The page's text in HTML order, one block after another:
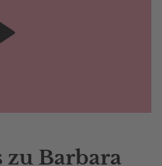
zu Barbara